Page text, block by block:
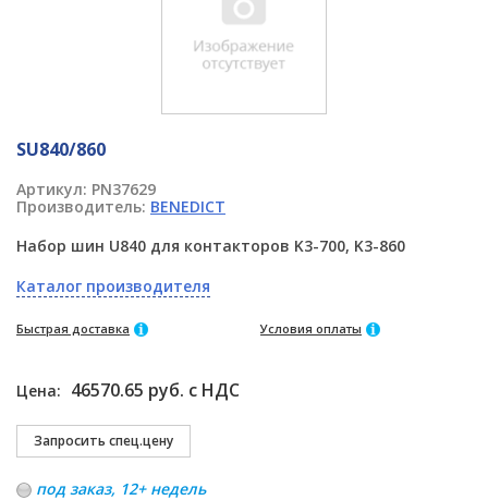
SU840/860
Артикул: PN37629
Производитель: BENEDICT
Набор шин U840 для контакторов K3-700, K3-860
Каталог производителя
Быстрая доставка Условия оплаты
Цена: 46570.65 руб. с НДС
под заказ, 12+ недель